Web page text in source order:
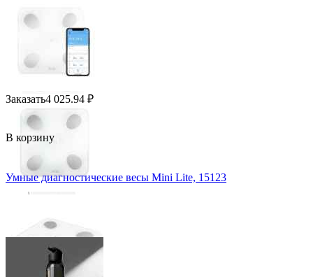
Заказать4 025.94 ₽
В корзину
Умные диагностические весы Mini Lite, 15123